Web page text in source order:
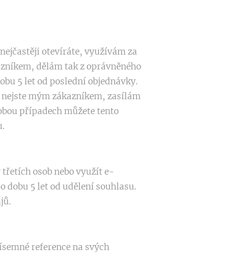
otevíráte, využívám za
dělám tak z oprávněného
5 let od poslední objednávky.
mým zákazníkem, zasílám
případech můžete tento
osob nebo využít e-
dobu 5 let od udělení souhlasu.
reference na svých